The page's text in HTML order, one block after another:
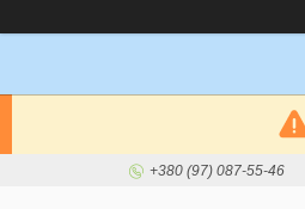
+380 (97) 087-55-46